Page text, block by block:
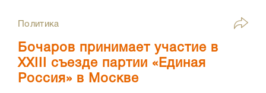
Политика
Бочаров принимает участие в
XXIII съезде партии «Единая
Россия» в Москве